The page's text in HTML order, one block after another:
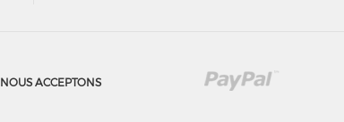
NOUS ACCEPTONS